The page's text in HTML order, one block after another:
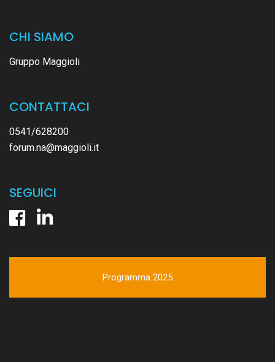
CHI SIAMO
Gruppo Maggioli
CONTATTACI
0541/628200
forum.na@maggioli.it
SEGUICI
Programma 2025